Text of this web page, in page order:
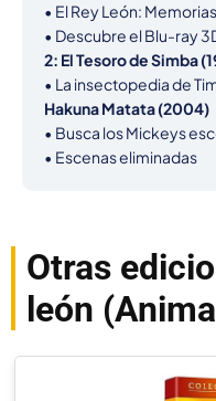
• El Rey León:
• Descubre el Blu-ray
2: El Tesoro de Simba
• La insectopedia de
Hakuna Matata (2004)
• Busca los Mickeys
• Escenas eliminadas
Otras
león